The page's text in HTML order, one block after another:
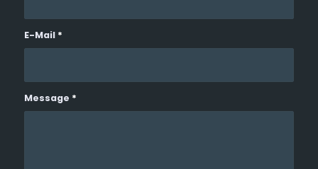
E-Mail *
Message *